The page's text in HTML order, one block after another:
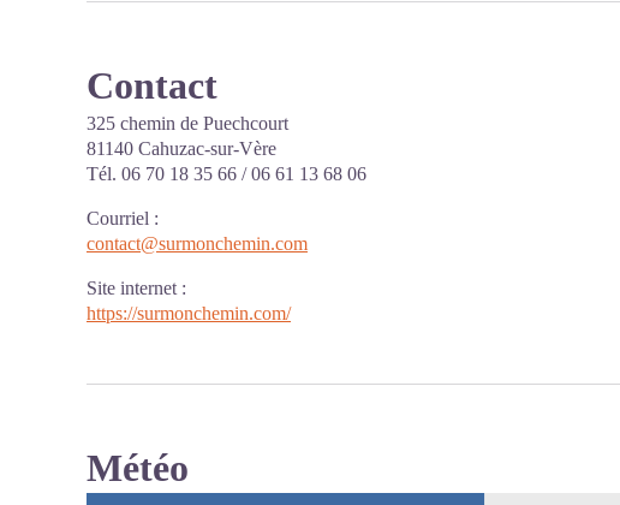
Contact
325 chemin de Puechcourt
81140 Cahuzac-sur-Vère
Tél. 06 70 18 35 66 / 06 61 13 68 06
Courriel :
contact@surmonchemin.com
Site internet :
https://surmonchemin.com/
Météo